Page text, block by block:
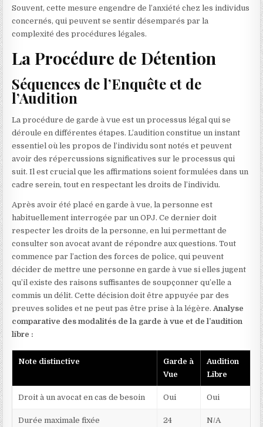
Souvent, cette mesure engendre de l’anxiété chez les individus
concernés, qui peuvent se sentir désemparés par la
complexité des procédures légales.
La Procédure de Détention
Séquences de l’Enquête et de
l’Audition
La procédure de garde à vue est un processus légal qui se
déroule en différentes étapes. L’audition constitue un instant
essentiel où les propos de l’individu sont notés et peuvent
avoir des répercussions significatives sur le processus qui
suit. Il est crucial que les affirmations soient formulées dans un
cadre serein, tout en respectant les droits de l’individu.
Après avoir été placé en garde à vue, la personne est
habituellement interrogée par un OPJ. Ce dernier doit
respecter les droits de la personne, en lui permettant de
consulter son avocat avant de répondre aux questions. Tout
commence par l’action des forces de police, qui peuvent
décider de mettre une personne en garde à vue si elles jugent
qu’il existe des raisons suffisantes de soupçonner qu’elle a
commis un délit. Cette décision doit être appuyée par des
preuves solides et ne peut pas être prise à la légère. Analyse
comparative des modalités de la garde à vue et de l’audition
libre :
Note distinctive
Garde à
Vue
Audition
Libre
Droit à un avocat en cas de besoin Oui Oui
Durée maximale fixée 24 N/A